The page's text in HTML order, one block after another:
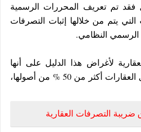
فقد تم تعريف المحررات الرسمية
التي يتم من خلالها إثبات التصرفات
الرسمي النظامي.
لأغراض هذا الدليل على أنها
الشركات التي تمثل العقارات أكثر من 50 % من أصولها،
ضريبة التصرفات العقارية